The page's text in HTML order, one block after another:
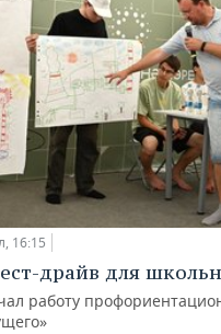
16:15
драйв для
работу